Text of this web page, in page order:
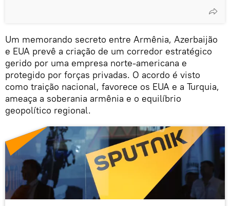
Um memorando secreto entre Armênia, Azerbaijão
e EUA prevê a criação de um corredor estratégico
gerido por uma empresa norte-americana e
protegido por forças privadas. O acordo é visto
como traição nacional, favorece os EUA e a Turquia,
ameaça a soberania armênia e o equilíbrio
geopolítico regional.